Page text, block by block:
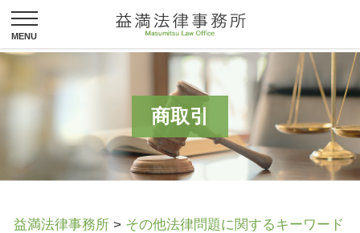
商取引
益満法律事務所 > その他法律問題に関するキーワード